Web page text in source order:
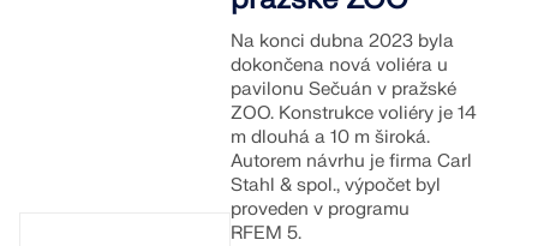
Na konci dubna 2023 byla
dokončena nová voliéra u
pavilonu Sečuán v pražské
ZOO. Konstrukce voliéry je 14
m dlouhá a 10 m široká.
Autorem návrhu je firma Carl
Stahl & spol., výpočet byl
proveden v programu
RFEM 5.